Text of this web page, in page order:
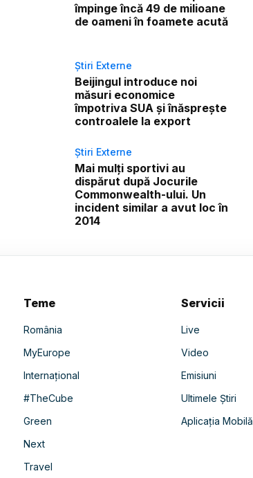
împinge încă 49 de milioane
de oameni în foamete acută
Știri Externe
Beijingul introduce noi
măsuri economice
împotriva SUA și înăsprește
controalele la export
Știri Externe
Mai mulți sportivi au
dispărut după Jocurile
Commonwealth-ului. Un
incident similar a avut loc în
2014
Teme
România
MyEurope
Internațional
#TheCube
Green
Next
Travel
Servicii
Live
Video
Emisiuni
Ultimele Știri
Aplicația Mobilă